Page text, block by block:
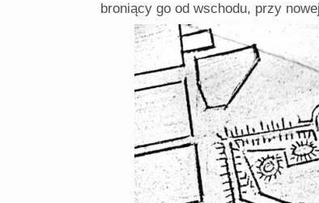
broniący go od wschodu, przy